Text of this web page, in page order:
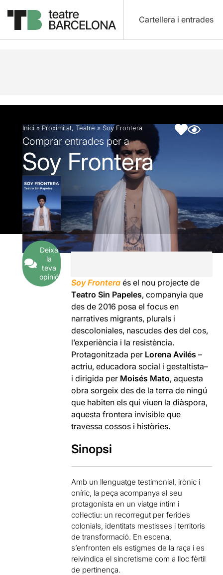
Cartellera i entrades
Descripció Fitxa artística Fotos i vídeos
Inici » Proximitat, Teatre » Soy Frontera
Comprar entrades per a
Soy Frontera
Deixa
la
teva
opinió
Soy Fronteraés el nou projecte de
Teatro Sin Papeles, companyia que
des de 2016 posa el focus en
narratives migrants, plurals i
descoloniales, nascudes des del cos,
l’experiència i la resistència.
Protagonitzada per Lorena Avilés –
actriu, educadora social i gestaltista–
i dirigida per Moisés Mato, aquesta
obra sorgeix des de la terra de ningú
que habiten els qui viuen la diàspora,
aquesta frontera invisible que
travessa cossos i històries.
Sinopsi
Amb un llenguatge testimonial, irònic i
oníric, la peça acompanya al seu
protagonista en un viatge íntim i
col·lectiu: un recorregut per ferides
colonials, identitats mestisses i territoris
de transformació. En escena,
s’enfronten els estigmes de la raça i es
reivindica el sincretisme com a lloc fèrtil
de pertinença.